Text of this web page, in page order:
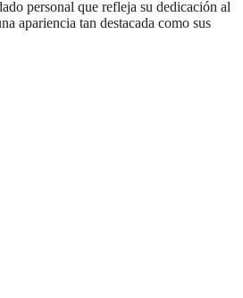
personal que refleja su dedicación al
apariencia tan destacada como sus